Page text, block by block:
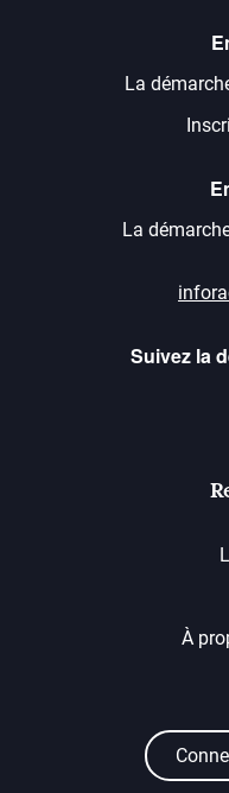
La
La
Suivez la
À